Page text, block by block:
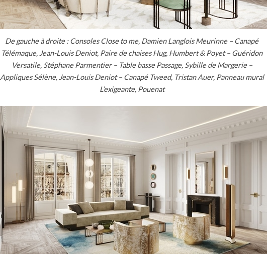
De gauche à droite : Consoles Close to me, Damien Langlois Meurinne – Canapé
Télémaque, Jean-Louis Deniot, Paire de chaises Hug, Humbert & Poyet – Guéridon
Versatile, Stéphane Parmentier – Table basse Passage, Sybille de Margerie –
Appliques Sélène, Jean-Louis Deniot – Canapé Tweed, Tristan Auer, Panneau mural
L’exigeante, Pouenat